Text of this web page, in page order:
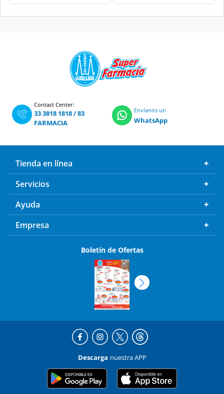
Contact Center:
33 3818 1818/83
FARMACIA
Envíanos un
WhatsApp
Tienda en línea
Servicios
Ayuda
Empresa
Boletín de Ofertas
Descarga nuestra APP